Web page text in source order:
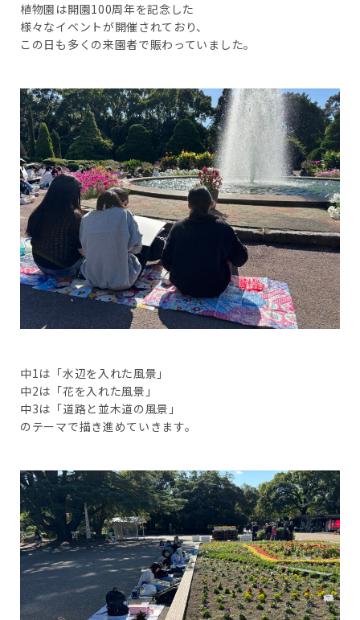
植物園は開園100周年を記念した
様々なイベントが開催されており、
この日も多くの来園者で賑わっていました。
中1は「水辺を入れた風景」
中2は「花を入れた風景」
中3は「道路と並木道の風景」
のテーマで描き進めていきます。